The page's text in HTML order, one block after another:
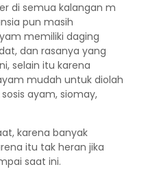
di semua kalangan m
pun masih
memiliki daging
dan rasanya yang
selain itu karena
mudah untuk diolah
ayam, siomay,
karena banyak
itu tak heran jika
saat ini.